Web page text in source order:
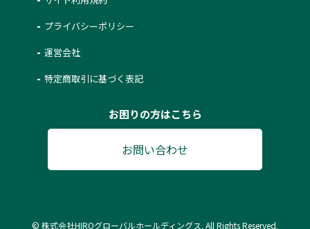
プライバシーポリシー
運営会社
特定商取引に基づく表記
お困りの方はこちら
お問い合わせ
© 株式会社HIROグローバルホールディングス. All Rights Reserved.